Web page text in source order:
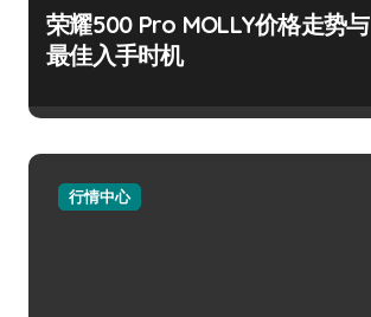
荣耀500 Pro MOLLY价格走势与
最佳入手时机
行情中心